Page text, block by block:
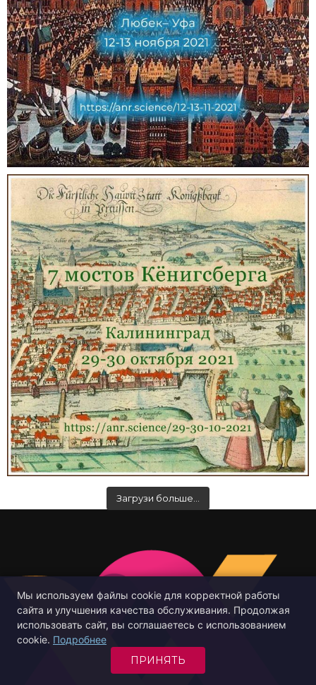
Загрузи больше…
Мы используем файлы cookie для корректной работы
сайта и улучшения качества обслуживания. Продолжая
использовать сайт, вы соглашаетесь с использованием
cookie. Подробнее
ПРИНЯТЬ